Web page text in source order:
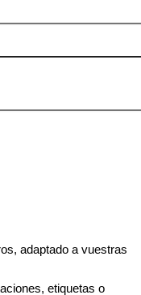
adaptado a vuestras
etiquetas o